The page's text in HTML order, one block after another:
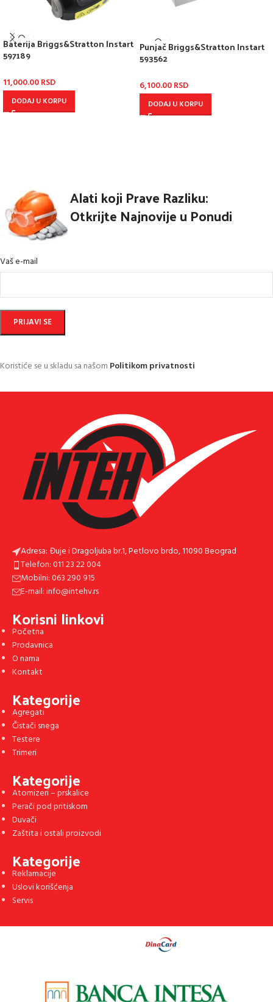
Baterija Briggs&Stratton Instart
597189
11,000.00RSD
DODAJ U KORPU
Punjač Briggs&Stratton Instart
593562
6,100.00RSD
DODAJ U KORPU
Alati koji Prave Razliku:
Otkrijte Najnovije u Ponudi
Vaš e-mail
Koristiće se u skladu sa našom Politikom privatnosti
Adresa: Đuje i Dragoljuba br.1, Petlovo brdo, 11090 Beograd
Telefon: 011 23 22 004
Mobilni: 063 290 915
E-mail: info@intehv.rs
Korisni linkovi
Početna
Prodavnica
O nama
Kontakt
Kategorije
Agregati
Čistači snega
Testere
Trimeri
Kategorije
Atomizeri – prskalice
Perači pod pritiskom
Duvači
Zaštita i ostali proizvodi
Kategorije
Reklamacije
Uslovi korišćenja
Servis